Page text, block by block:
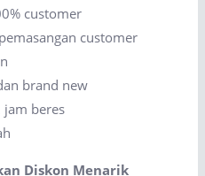
customer
customer
brand new
jam beres
Diskon Menarik